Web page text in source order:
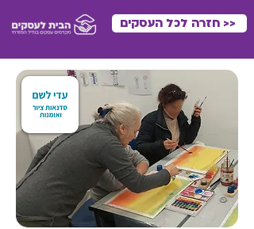
<< חזרה לכל העסקים